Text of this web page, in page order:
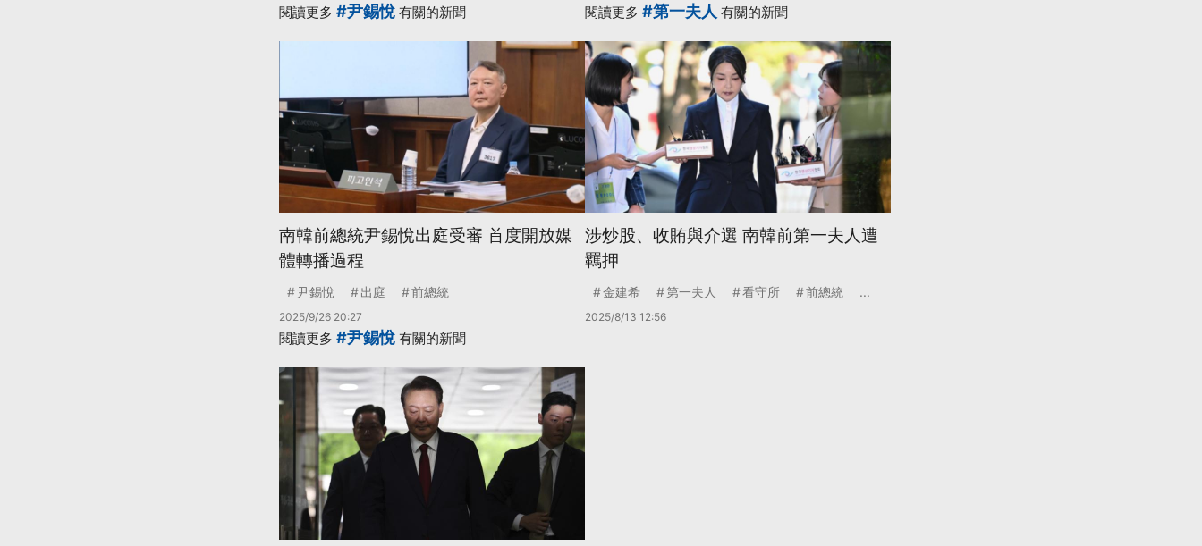
閱讀更多 #尹錫悅 有關的新聞
南韓前總統尹錫悅出庭受審 首度開放媒
體轉播過程
尹錫悅 出庭 前總統
2025/9/26 20:27
閱讀更多 #第一夫人 有關的新聞
涉炒股、收賄與介選 南韓前第一夫人遭
羈押
金建希 第一夫人 看守所 前總統 ...
2025/8/13 12:56
閱讀更多 #尹錫悅 有關的新聞